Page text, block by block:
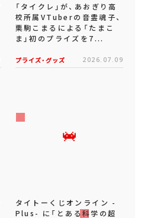
「タイクレ」が、あおぎり高
校所属VTuberの音霊魂子、
栗駒こまるによる「たまこ
ま」初のプライズを7...
プライズ・グッズ 2026.07.09
タイトーくじオンライン -
Plus- に「とある科学の超